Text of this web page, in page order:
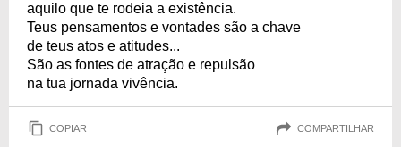
aquilo que te rodeia a existência.
Teus pensamentos e vontades são a chave
de teus atos e atitudes...
São as fontes de atração e repulsão
na tua jornada vivência.
COPIAR COMPARTILHAR